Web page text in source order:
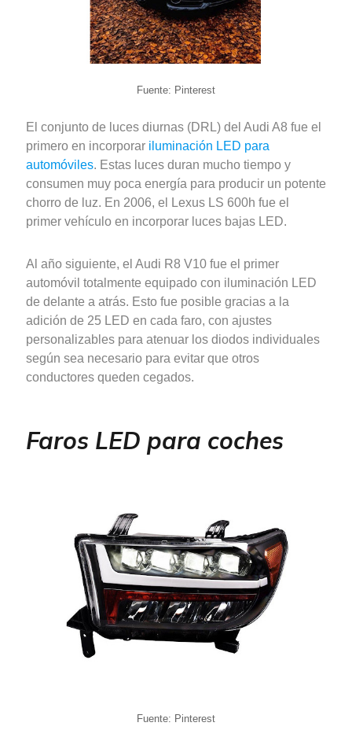
Fuente: Pinterest
El conjunto de luces diurnas (DRL) del Audi A8 fue el
primero en incorporar iluminación LED para
automóviles. Estas luces duran mucho tiempo y
consumen muy poca energía para producir un potente
chorro de luz. En 2006, el Lexus LS 600h fue el
primer vehículo en incorporar luces bajas LED.
Al año siguiente, el Audi R8 V10 fue el primer
automóvil totalmente equipado con iluminación LED
de delante a atrás. Esto fue posible gracias a la
adición de 25 LED en cada faro, con ajustes
personalizables para atenuar los diodos individuales
según sea necesario para evitar que otros
conductores queden cegados.
Faros LED para coches
Fuente: Pinterest